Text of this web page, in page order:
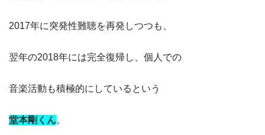
2017年に突発性難聴を再発しつつも、
翌年の2018年には完全復帰し、個人での
音楽活動も積極的にしているという
堂本剛くん。